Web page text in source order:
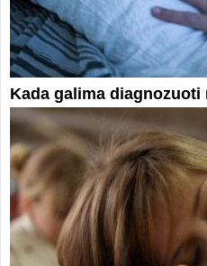
Kada galima